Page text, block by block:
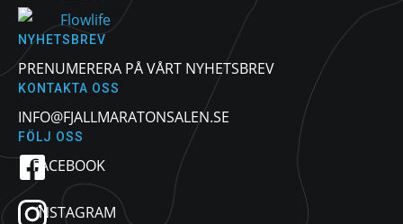
NYHETSBREV
PRENUMERERA PÅ VÅRT NYHETSBREV
KONTAKTA OSS
INFO@FJALLMARATONSALEN.SE
FÖLJ OSS
FACEBOOK
INSTAGRAM